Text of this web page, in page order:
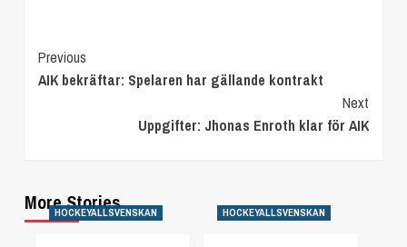
Continue
Reading
Previous
AIK bekräftar: Spelaren har gällande kontrakt
Next
Uppgifter: Jhonas Enroth klar för AIK
More Stories
HOCKEYALLSVENSKAN HOCKEYALLSVENSKAN